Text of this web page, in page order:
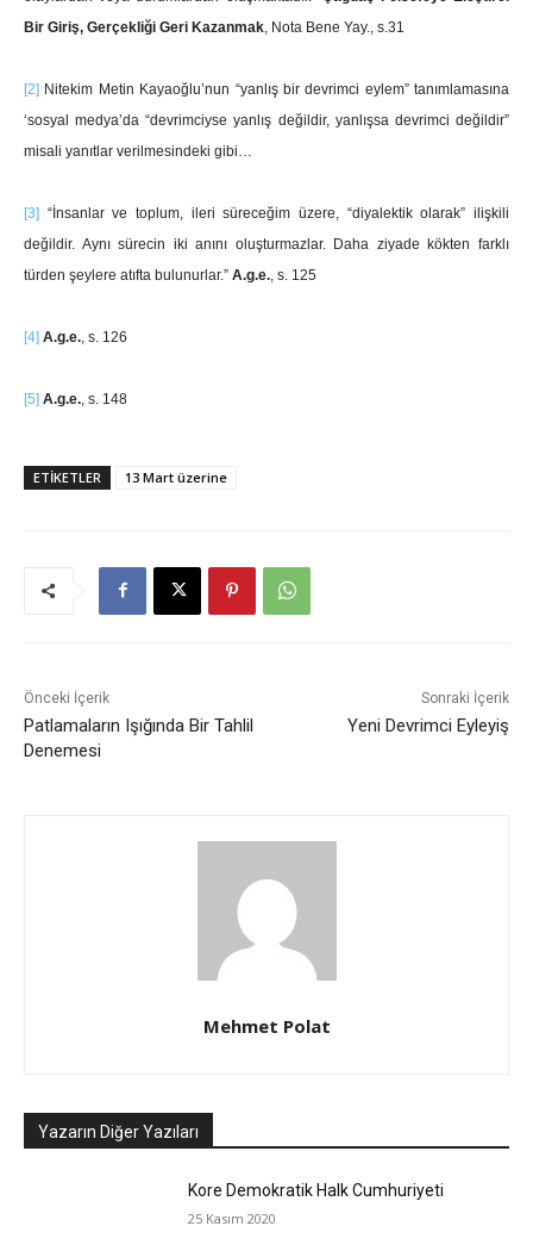
Bir Giriş, Gerçekliği Geri Kazanmak , Nota Bene Yay., s.31
[2] Nitekim Metin Kayaoğlu’nun “yanlış bir devrimci eylem” tanımlamasına
‘sosyal medya’da “devrimciyse yanlış değildir, yanlışsa devrimci değildir”
misali yanıtlar verilmesindeki gibi…
[3] “İnsanlar ve toplum, ileri süreceğim üzere, “diyalektik olarak” ilişkili
değildir. Aynı sürecin iki anını oluşturmazlar. Daha ziyade kökten farklı
türden şeylere atıfta bulunurlar.” A.g.e. , s. 125
[4] A.g.e. , s. 126
[5] A.g.e. , s. 148
ETIKETLER 13 Mart üzerine
Önceki İçerik
Patlamaların Işığında Bir Tahlil
Denemesi
Sonraki İçerik
Yeni Devrimci Eyleyiş
Mehmet Polat
Yazarın Diğer Yazıları
Kore Demokratik Halk Cumhuriyeti
25 Kasım 2020